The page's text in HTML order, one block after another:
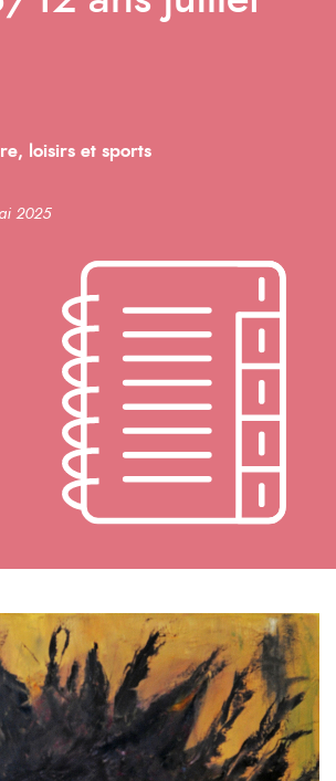
loisirs et sports
2025